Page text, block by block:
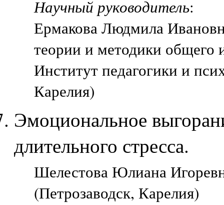
Научный руководитель:
Ермакова Людмила
теории и методики общего
Институт педагогики и
Карелия)
Эмоциональное
длительного стресса.
Шелестова Юлиана
(Петрозаводск, Карелия)